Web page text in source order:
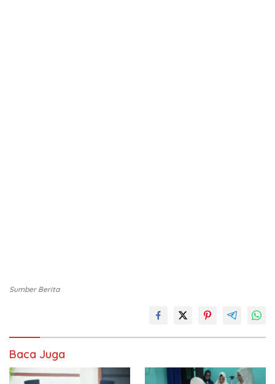
Sumber Berita
Baca Juga